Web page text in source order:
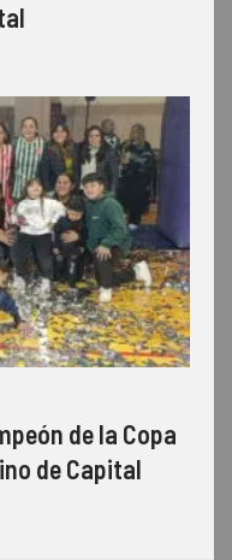
de la Copa
de Capital